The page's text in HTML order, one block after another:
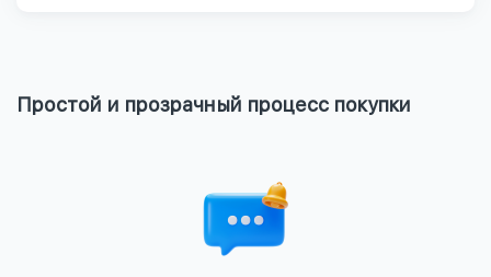
Простой и прозрачный процесс покупки